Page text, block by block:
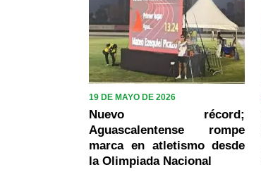
19 DE MAYO DE 2026
Nuevo récord;
Aguascalentense rompe
marca en atletismo desde
la Olimpiada Nacional